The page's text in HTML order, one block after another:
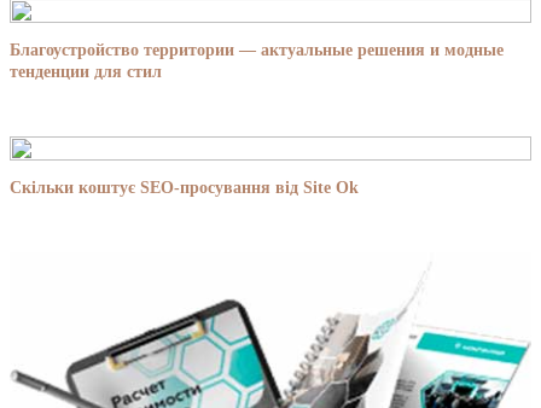
Благоустройство территории — актуальные решения и модные
тенденции для стил
Скільки коштує SEO-просування від Site Ok